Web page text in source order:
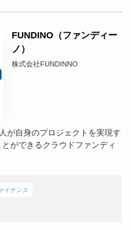
FUNDINO（ファンディー
ノ）
株式会社FUNDINNO
が自身のプロジェクトを実現す
ができるクラウドファンディ
イナンス